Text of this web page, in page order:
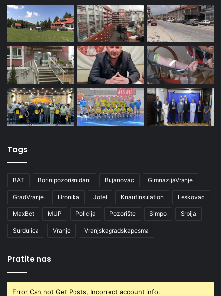
Tags
BAT Borinipozorisnidani Bujanovac GimnazijaVranje
GradVranje Hronika Jotel KnaufInsulation Leskovac
MaxBet MUP Policija Pozorište Simpo Srbija
Surdulica Vranje Vranjskagradskapesma
Pratite nas
Error Can not Get Posts, Incorrect account info.